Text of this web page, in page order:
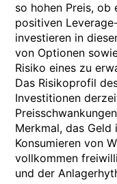
so hohen Preis, ob
positiven
investieren in
von Optionen
Risiko eines zu
Das Risikoprofil
Investitionen
Merkmal, das Geld
Konsumieren von
vollkommen
und der